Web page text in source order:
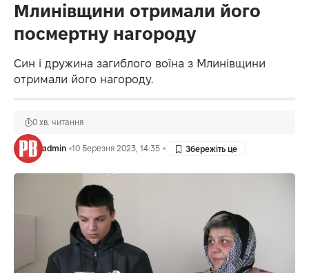
Млинівщини отримали його
посмертну нагороду
Син і дружина загиблого воїна з Млинівщини
отримали його нагороду.
admin 10 Березня 2023, 14:35
0 хв. читання